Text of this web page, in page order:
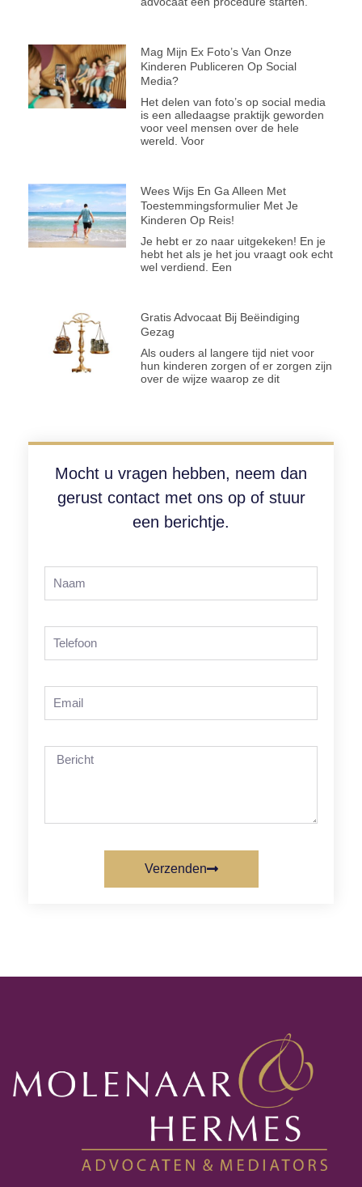
Mag Mijn Ex Foto’s Van Onze
Kinderen Publiceren Op Social
Media?
Het delen van foto’s op social media
is een alledaagse praktijk geworden
voor veel mensen over de hele
wereld. Voor
Wees Wijs En Ga Alleen Met
Toestemmingsformulier Met Je
Kinderen Op Reis!
Je hebt er zo naar uitgekeken! En je
hebt het als je het jou vraagt ook echt
wel verdiend. Een
Gratis Advocaat Bij Beëindiging
Gezag
Als ouders al langere tijd niet voor
hun kinderen zorgen of er zorgen zijn
over de wijze waarop ze dit
Mocht u vragen hebben, neem dan
gerust contact met ons op of stuur
een berichtje.
Verzenden